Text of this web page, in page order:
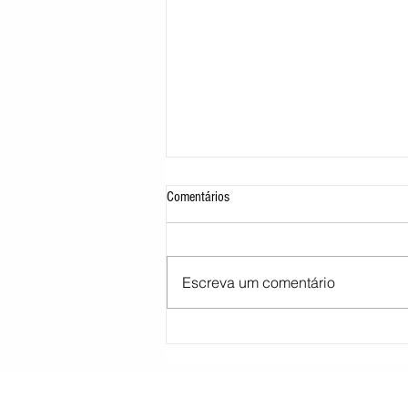
Comentários
Escreva um comentário